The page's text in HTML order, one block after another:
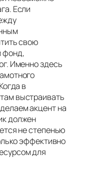
Если
свою
фонд,
Именно здесь
в
выстраивать
акцент на
должен
не степенью
эффективно
для